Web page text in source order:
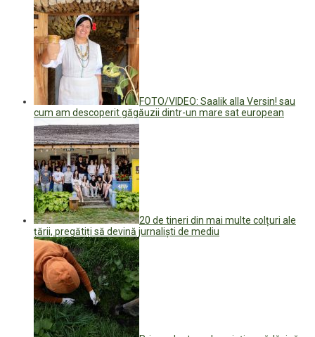
FOTO/VIDEO: Saalik alla Versin! sau
cum am descoperit găgăuzii dintr-un mare sat european
20 de tineri din mai multe colțuri ale
țării, pregătiți să devină jurnaliști de mediu